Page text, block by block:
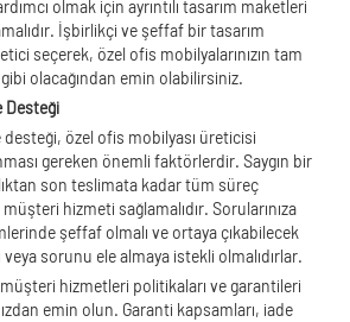
olmak için ayrıntılı tasarım maketleri
İşbirlikçi ve şeffaf bir tasarım
seçerek, özel ofis mobilyalarınızın tam
olacağından emin olabilirsiniz.
Desteği
özel ofis mobilyası üreticisi
gereken önemli faktörlerdir. Saygın bir
son teslimata kadar tüm süreç
hizmeti sağlamalıdır. Sorularınıza
şeffaf olmalı ve ortaya çıkabilecek
sorunu ele almaya istekli olmalıdırlar.
hizmetleri politikaları ve garantileri
emin olun. Garanti kapsamları, iade